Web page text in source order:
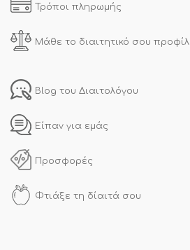
Τρόποι πληρωμής
Μάθε το διαιτητικό σου προφίλ
Blog του Διαιτολόγου
Είπαν για εμάς
Προσφορές
Φτιάξε τη δίαιτά σου